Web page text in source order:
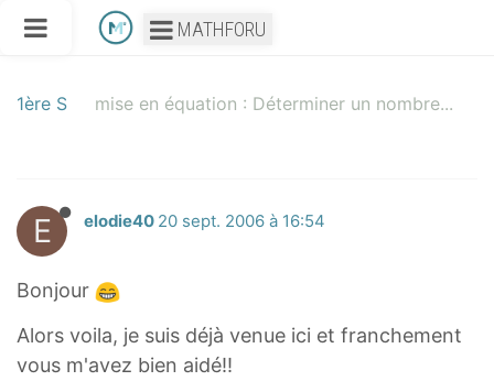
MATHFORU
1ère S mise en équation : Déterminer un nombre...
E elodie40 20 sept. 2006 à 16:54
Bonjour
Alors voila, je suis déjà venue ici et franchement
vous m'avez bien aidé!!